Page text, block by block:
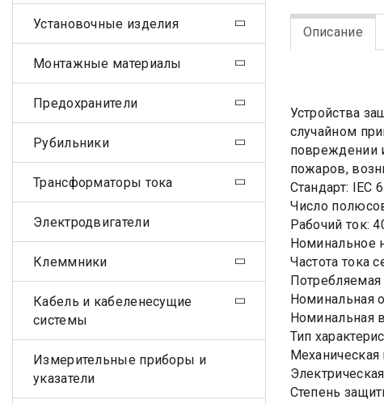
Описание
Устройства
случайном
повреждении
пожаров,
Стандарт: IEC
Число
Рабочий ток:
Номинальное
Частота тока
Номинальная
Номинальная
Тип
Механическая
Степень
Установочные изделия
Монтажные материалы
Предохранители
Рубильники
Трансформаторы тока
Электродвигатели
Клеммники
Кабель и кабеленесущие
системы
Измерительные приборы и
указатели